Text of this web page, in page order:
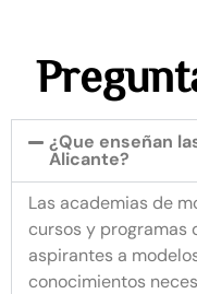
¿Que enseñan
Alicante?
Las academias de
cursos y programas
aspirantes a
conocimientos